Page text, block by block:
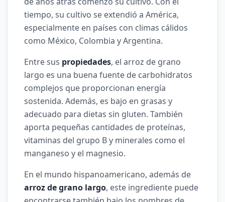
tiempo, su cultivo se extendió a América,
especialmente en países con climas cálidos
como México, Colombia y Argentina.
Entre sus propiedades, el arroz de grano
largo es una buena fuente de carbohidratos
complejos que proporcionan energía
sostenida. Además, es bajo en grasas y
adecuado para dietas sin gluten. También
aporta pequeñas cantidades de proteínas,
vitaminas del grupo B y minerales como el
manganeso y el magnesio.
En el mundo hispanoamericano, además de
arroz de grano largo, este ingrediente puede